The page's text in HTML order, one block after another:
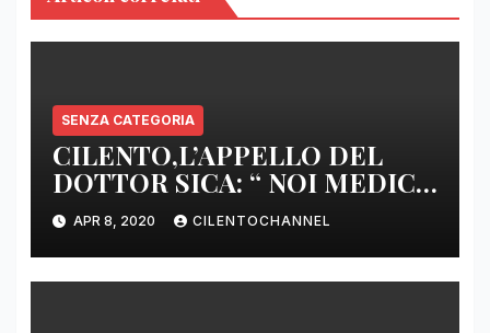
SENZA CATEGORIA
CILENTO,L’APPELLO DEL
DOTTOR SICA: “ NOI MEDICI
DI BASE SIAMO SENZA ARMI
E SENZA PRESIDI”
APR 8, 2020 CILENTOCHANNEL